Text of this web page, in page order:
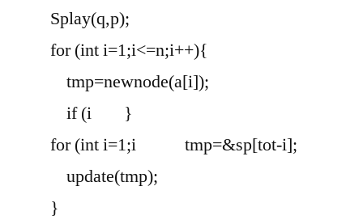
Splay(q,p);
for (int i=1;i<=n;i++){
tmp=newnode(a[i]);
if (i }
for (int i=1;i tmp=&sp[tot-i];
update(tmp);
}